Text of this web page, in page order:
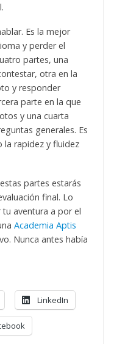
Es la mejor
y perder el
partes, una
otra en la
y responder
parte en la que
y una cuarta
generales. Es
rapidez y fluidez
partes estarás
final. Lo
aventura a por el
Academia Aptis
Nunca antes había
LinkedIn